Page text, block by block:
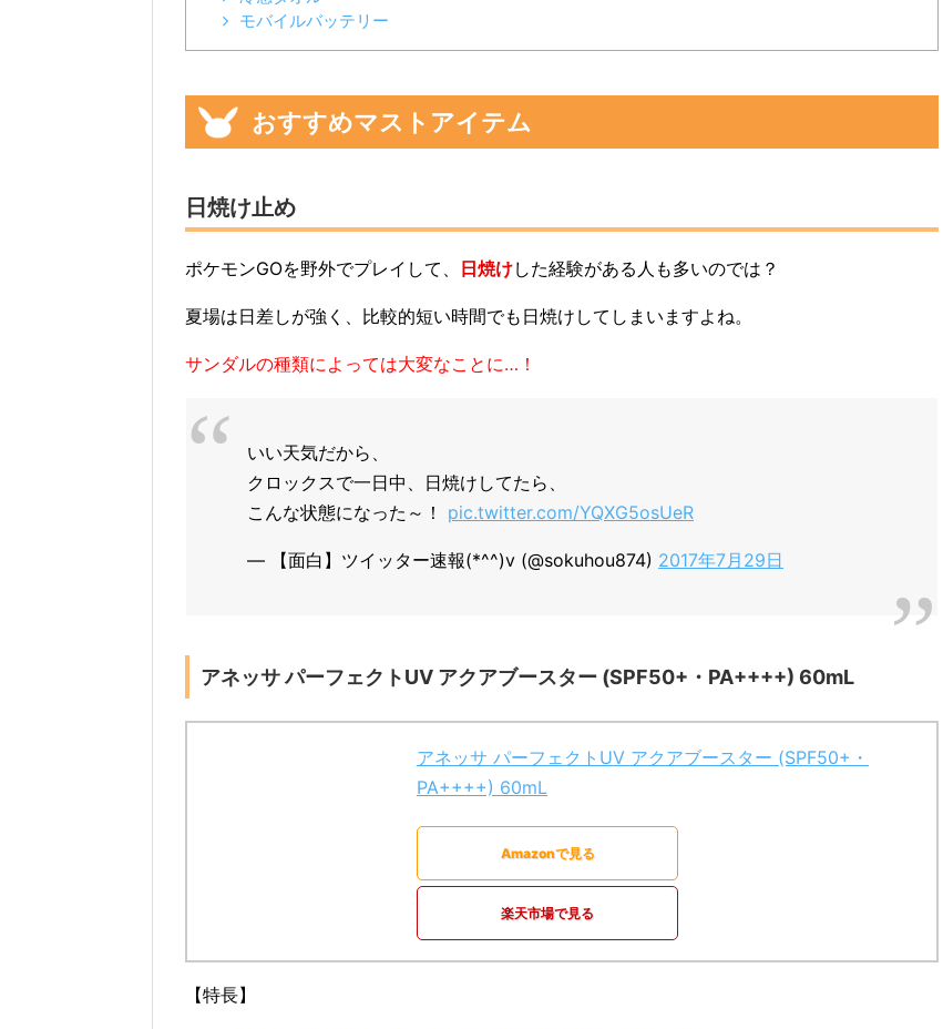
モバイルバッテリー
おすすめマストアイテム
日焼け止め
ポケモンGOを野外でプレイして、 日焼けした経験がある人も多いのでは？
夏場は日差しが強く、比較的短い時間でも日焼けしてしまいますよね。
サンダルの種類によっては大変なことに…！
いい天気だから、
クロックスで一日中、日焼けしてたら、
こんな状態になった～！ pic.twitter.com/YQXG5osUeR
— 【面白】ツイッター速報(*^^)v (@sokuhou874) 2017年7月29日
アネッサ パーフェクトUV アクアブースター (SPF50+・PA++++) 60mL
アネッサ パーフェクトUV アクアブースター (SPF50+・
PA++++) 60mL
Amazonで見る
楽天市場で見る
【特長】